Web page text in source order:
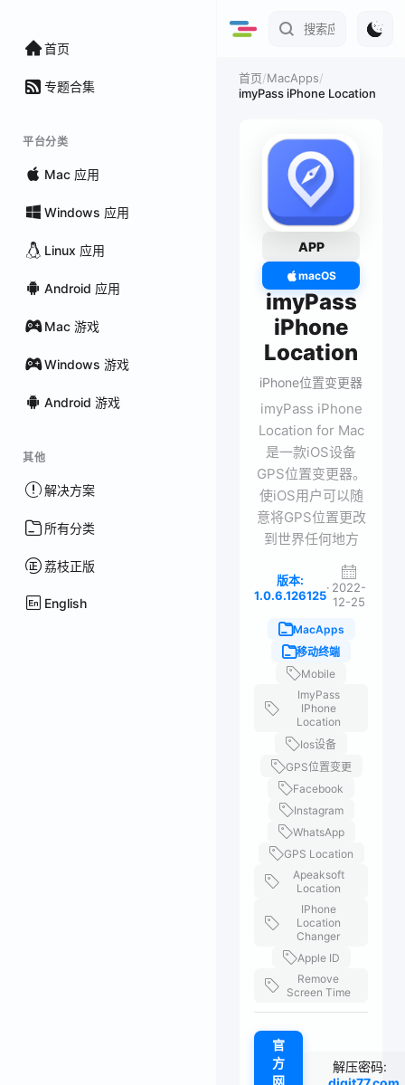
首页
专题合集
平台分类
Mac 应用
Windows 应用
Linux 应用
Android 应用
Mac 游戏
Windows 游戏
Android 游戏
其他
解决方案
所有分类
荔枝正版
English
首页/MacApps/
imyPass iPhone Location
APP
macOS
imyPass
iPhone
Location
iPhone位置变更器
imyPass iPhone
Location for Mac
是一款iOS设备
GPS位置变更器。
使iOS用户可以随
意将GPS位置更改
到世界任何地方
版本:
1.0.6.126125
· 2022-
12-25
MacApps
移动终端
Mobile
ImyPass
IPhone
Location
Ios设备
GPS位置变更
Facebook
Instagram
WhatsApp
GPS Location
Apeaksoft
Location
IPhone
Location
Changer
Apple ID
Remove
Screen Time
官
方
网
解压密码: